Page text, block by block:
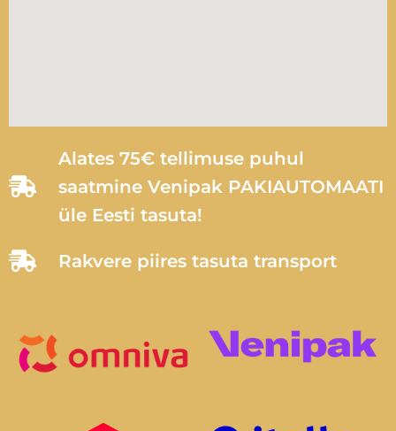
Alates 75€ tellimuse puhul
saatmine Venipak PAKIAUTOMAATI
üle Eesti tasuta!
Rakvere piires tasuta transport